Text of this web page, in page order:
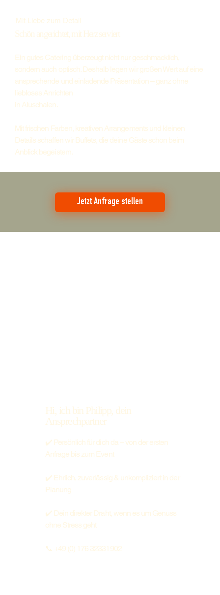
Hi, ich bin Philipp, dein
Ansprechpartner
✔️ Persönlich für dich da – von der ersten
Anfrage bis zum Event
✔️ Ehrlich, zuverlässig & unkompliziert in der
Planung
✔️ Dein direkter Draht, wenn es um Genuss
ohne Stress geht
📞 +49 (0) 176 32331902
Mit Liebe zum Detail
Schön angerichtet, mit Herz serviert
Ein gutes Catering überzeugt nicht nur geschmacklich,
sondern auch optisch. Deshalb legen wir großen Wert auf eine
ansprechende und einladende Präsentation – ganz ohne
liebloses Anrichten
in Aluschalen.
Mit frischen Farben, kreativen Arrangements und kleinen
Details schaffen wir Buffets, die deine Gäste schon beim
Anblick begeistern.